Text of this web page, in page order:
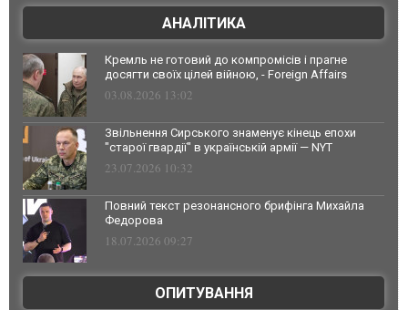
АНАЛІТИКА
Кремль не готовий до компромісів і прагне
досягти своїх цілей війною, - Foreign Affairs
03.08.2026 13:02
Звільнення Сирського знаменує кінець епохи
"старої гвардії" в українській армії — NYT
23.07.2026 10:32
Повний текст резонансного брифінга Михайла
Федорова
18.07.2026 09:27
ОПИТУВАННЯ